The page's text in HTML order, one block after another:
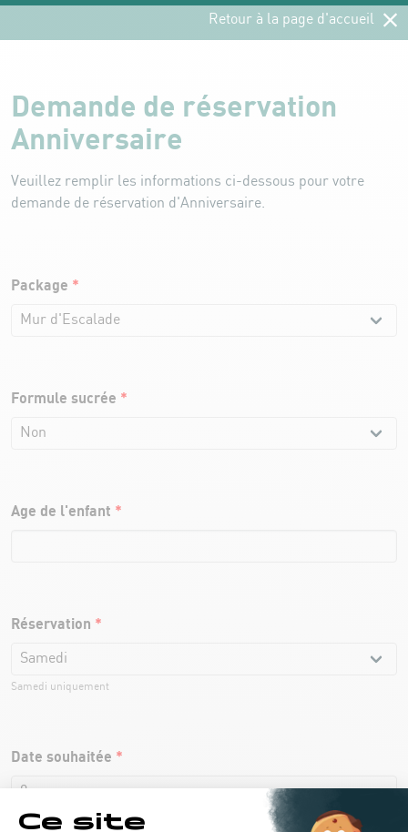
Aller au contenu
Retour à la page d'accueil
Demande de réservation
Anniversaire
Veuillez remplir les informations ci-dessous pour votre
demande de réservation d'Anniversaire.
Package *
Formule sucrée *
Age de l'enfant *
Réservation *
Samedi uniquement
Date souhaitée *